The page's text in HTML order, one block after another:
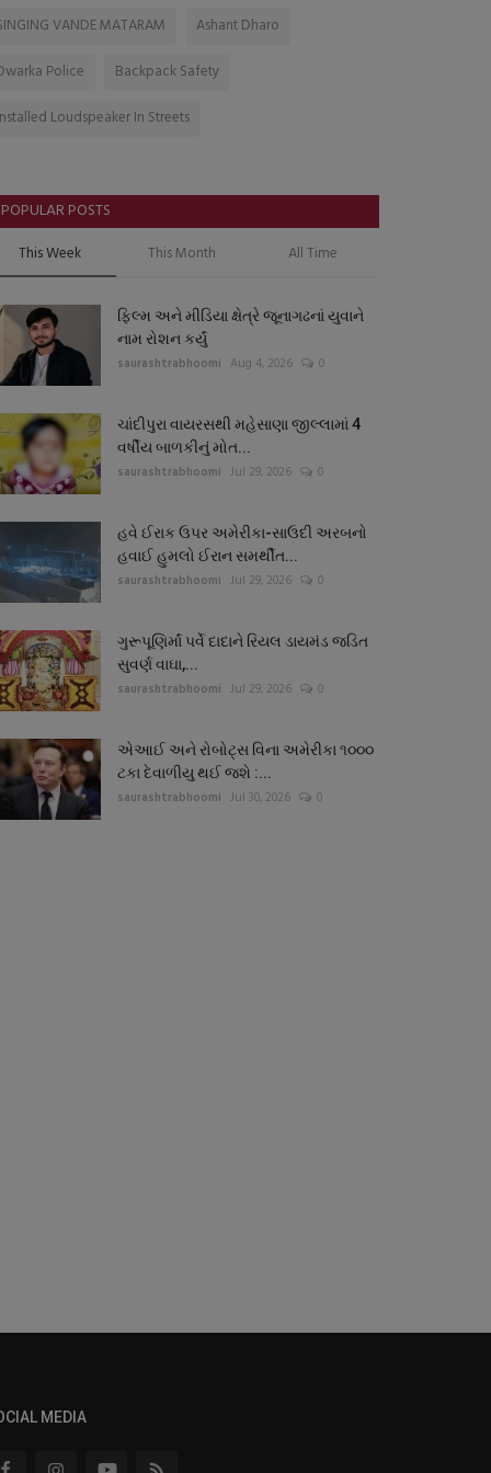
VANDE MATARAM
Ashant Dharo
Police
Backpack Safety
Loudspeaker In Streets
POPULAR POSTS
This Week This Month All Time
ફિલ્મ અને મીડિયા ક્ષેત્રે જૂનાગઢનાં યુવાને
નામ રોશન કર્યું
saurashtrabhoomi Aug 4, 2026 0
ચાંદીપુરા વાયરસથી મહેસાણા જીલ્લામાં 4
વર્ષીય બાળકીનું મોત...
saurashtrabhoomi Jul 29, 2026 0
હવે ઈરાક ઉપર અમેરીકા-સાઉદી અરબનો
હવાઈ હુમલો ઈરાન સમર્થીત...
saurashtrabhoomi Jul 29, 2026 0
ગુરૂપૂણિર્માં પર્વે દાદાને રિયલ ડાયમંડ જડિત
સુવર્ણ વાઘા,...
saurashtrabhoomi Jul 29, 2026 0
એઆઈ અને રોબોટ્સ વિના અમેરીકા ૧૦૦૦
ટકા દેવાળીયુ થઈ જશે :...
saurashtrabhoomi Jul 30, 2026 0
MEDIA